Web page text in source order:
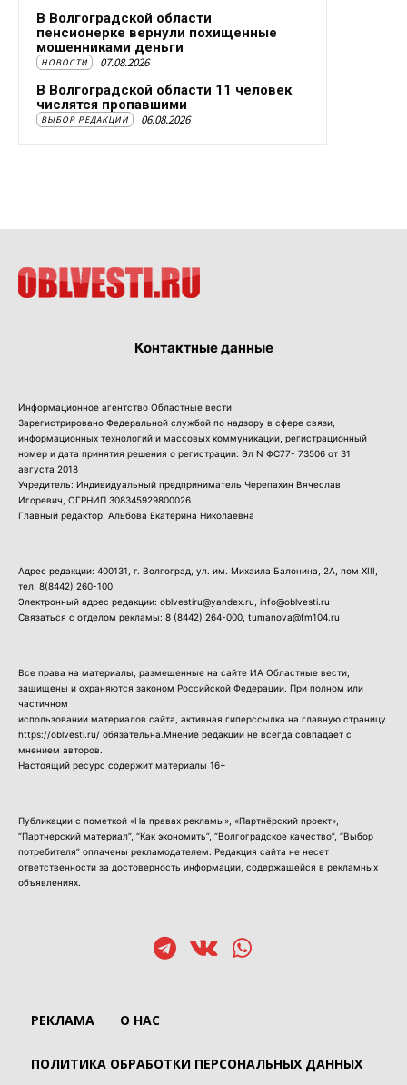
В Волгоградской области
пенсионерке вернули похищенные
мошенниками деньги
НОВОСТИ 07.08.2026
В Волгоградской области 11 человек
числятся пропавшими
ВЫБОР РЕДАКЦИИ 06.08.2026
Контактные данные
Информационное агентство Областные вести
Зарегистрировано Федеральной службой по надзору в сфере связи,
информационных технологий и массовых коммуникации, регистрационный
номер и дата принятия решения о регистрации: Эл N ФС77- 73506 от 31
августа 2018
Учредитель: Индивидуальный предприниматель Черепахин Вячеслав
Игоревич, ОГРНИП 308345929800026
Главный редактор: Альбова Екатерина Николаевна
Адрес редакции: 400131, г. Волгоград, ул. им. Михаила Балонина, 2А, пом XIII,
тел. 8(8442) 260-100
Электронный адрес редакции: oblvestiru@yandex.ru, info@oblvesti.ru
Связаться с отделом рекламы: 8 (8442) 264-000 , tumanova@fm104.ru
Все права на материалы, размещенные на сайте ИА Областные вести,
защищены и охраняются законом Российской Федерации. При полном или
частичном
использовании материалов сайта, активная гиперссылка на главную страницу
https://oblvesti.ru/ обязательна.Мнение редакции не всегда совпадает с
мнением авторов.
Настоящий ресурс содержит материалы 16+
Публикации с пометкой «На правах рекламы», «Партнёрский проект»,
“Партнерский материал”, “Как экономить”, “Волгоградское качество”, “Выбор
потребителя” оплачены рекламодателем. Редакция сайта не несет
ответственности за достоверность информации, содержащейся в рекламных
объявлениях.
РЕКЛАМА О НАС
ПОЛИТИКА ОБРАБОТКИ ПЕРСОНАЛЬНЫХ ДАННЫХ